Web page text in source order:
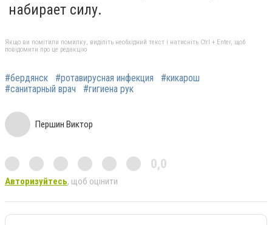
набирает силу.
Якщо ви помітили помилку, виділіть необхідний текст і натисніть Ctrl + Enter, щоб
повідомити про це редакцію
#бердянск #ротавирусная инфекция
#кикарош
#санитарный врач
#гигиена рук
Першин Виктор
0,0
Авторизуйтесь, щоб оцінити